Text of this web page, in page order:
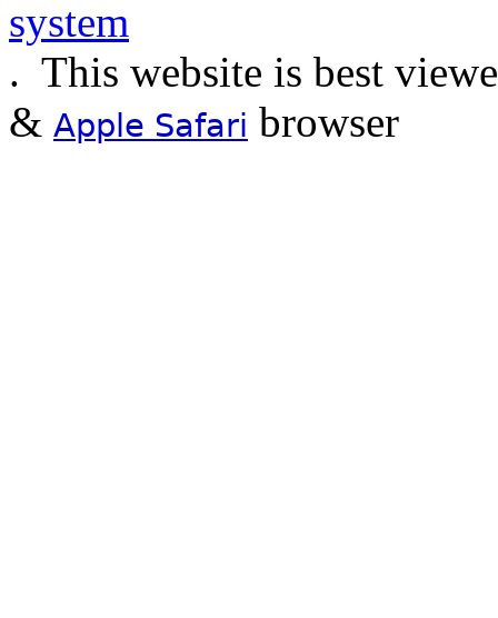
. This website is best
& Apple Safari browser